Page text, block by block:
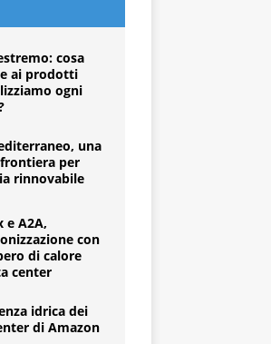
cosa
ai prodotti
ogni
una
per
rinnovabile
e A2A,
con
di calore
center
idrica dei
di Amazon